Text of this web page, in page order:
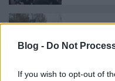
Blog - Do Not
If you wish to opt-out of
A